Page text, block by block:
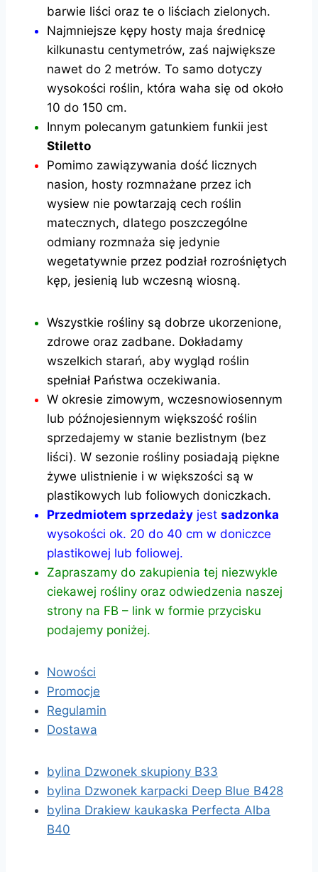
barwie liści oraz te o liściach zielonych.
Najmniejsze kępy hosty maja średnicę
kilkunastu centymetrów, zaś największe
nawet do 2 metrów. To samo dotyczy
wysokości roślin, która waha się od około
10 do 150 cm.
Innym polecanym gatunkiem funkii jest
Stiletto
Pomimo zawiązywania dość licznych
nasion, hosty rozmnażane przez ich
wysiew nie powtarzają cech roślin
matecznych, dlatego poszczególne
odmiany rozmnaża się jedynie
wegetatywnie przez podział rozrośniętych
kęp, jesienią lub wczesną wiosną.
Wszystkie rośliny są dobrze ukorzenione,
zdrowe oraz zadbane. Dokładamy
wszelkich starań, aby wygląd roślin
spełniał Państwa oczekiwania.
W okresie zimowym, wczesnowiosennym
lub późnojesiennym większość roślin
sprzedajemy w stanie bezlistnym (bez
liści). W sezonie rośliny posiadają piękne
żywe ulistnienie i w większości są w
plastikowych lub foliowych doniczkach.
Przedmiotem sprzedaży jest sadzonka
wysokości ok. 20 do 40 cm w doniczce
plastikowej lub foliowej.
Zapraszamy do zakupienia tej niezwykle
ciekawej rośliny oraz odwiedzenia naszej
strony na FB – link w formie przycisku
podajemy poniżej.
Nowości
Promocje
Regulamin
Dostawa
bylina Dzwonek skupiony B33
bylina Dzwonek karpacki Deep Blue B428
bylina Drakiew kaukaska Perfecta Alba
B40